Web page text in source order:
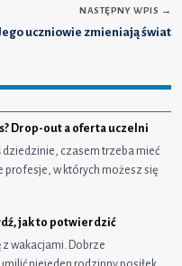
NASTĘPNY WPIS →
uczniowie zmieniają świat
Drop-out a oferta uczelni
dziedzinie, czasem trzeba mieć
profesje, w których możesz się
jak to potwierdzić
wakacjami. Dobrze